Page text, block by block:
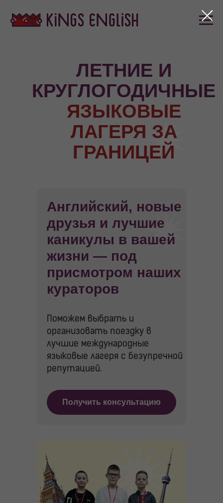
ЛЕТНИЕ И
КРУГЛОГОДИЧНЫЕ
ЯЗЫКОВЫЕ
ЛАГЕРЯ ЗА
ГРАНИЦЕЙ
Английский, новые
друзья и лучшие
каникулы в вашей
жизни — под
присмотром наших
кураторов
Поможем выбрать и
организовать поездку в
лучшие международные
языковые лагеря с безупречной
репутацией.
Получить консультацию